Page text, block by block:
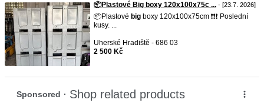
📦Plastové Big boxy 120x100x75c ... - [23.7. 2026]
📦Plastové big boxy 120x100x75cm ❗️❗️❗️ Poslední
kusy. ...
Uherské Hradiště - 686 03
2 500 Kč